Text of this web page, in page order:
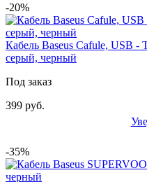
-20%
Кабель Baseus Cafule, USB
серый, черный
Под заказ
399 руб.
-35%